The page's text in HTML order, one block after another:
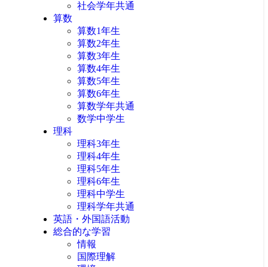
社会学年共通
算数
算数1年生
算数2年生
算数3年生
算数4年生
算数5年生
算数6年生
算数学年共通
数学中学生
理科
理科3年生
理科4年生
理科5年生
理科6年生
理科中学生
理科学年共通
英語・外国語活動
総合的な学習
情報
国際理解